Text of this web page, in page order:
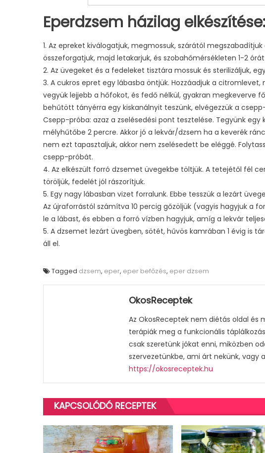
Eperdzsem házilag elkészítése:
1. Az epreket kiválogatjuk, megmossuk, szárától
összeforgatjuk, majd letakarjuk, és szobahőmérsékleten 1-2
2. Az üvegeket és a fedeleket tisztára mossuk és sterilizáljuk,
3. A cukros epret egy lábasba öntjük. Hozzáadjuk a
vegyük lejjebb a hőfokot, és fedő nélkül, gyakran megkeverve
behűtött tányérra egy kiskanálnyit teszünk, elvégezzük a
Csepp-próba: azaz a zselésedési pont tesztelése. Tegyünk
mélyhűtőbe 2 percre. Akkor jó a lekvár/dzsem ha a keverék
nem ezt tapasztaljuk, akkor nem zselésedett be eléggé.
csepp-próbát.
4. Az elkészült forró dzsemet üvegekbe töltjük. A tetejétől fél
töröljük, fedelét jól rászorítjuk.
5. Egy nagy lábasban vizet forralunk. Ebbe tesszük a lezárt
Az újraforrástól számítva 10 percig gőzöljük (vagyis hagyjuk a
le a lábast, és ebben a forró vízben hagyjuk, amíg a lekvár
5. A dzsemet lezárt üvegben, sötét, hűvös kamrában 1 évig is
áll el.
Tagged dzsem, eper, eper befőzés, eper dzsem
OkosReceptek
Az OkosReceptek nem diétás oldal
terápiák meg a funkcionális
csak szeretünk jókat enni, miközben
szervezetünkbe, ami árt nekünk, vagy
https://okosreceptek.hu
KAPCSOLÓDÓ RECEPTEK